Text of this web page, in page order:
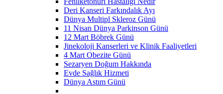
Deri Kanseri Farkındalık Ayı
Dünya Multipl Skleroz Günü
11 Nisan Dünya Parkinson Günü
12 Mart Böbrek Günü
Jinekoloji Kanserleri ve Klinik Faaliyetleri
4 Mart Obezite Günü
Sezaryen Doğum Hakkında
Evde Sağlık Hizmeti
Dünya Astım Günü